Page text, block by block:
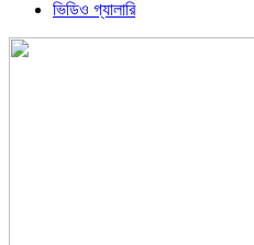
ভিডিও গ্যালারি